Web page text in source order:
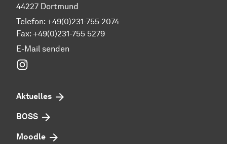
44227 Dortmund
Telefon: +49(0)231-755 2074
Fax: +49(0)231-755 5279
E-Mail senden
Aktuelles
BOSS
Moodle